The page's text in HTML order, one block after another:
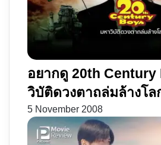
อยากดู 20th
วิบัติดวงตาถล่มล้างโล
5 November 2008